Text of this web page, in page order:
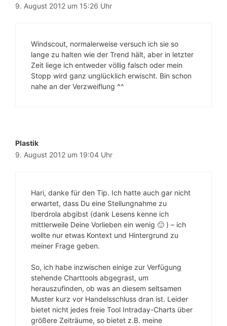
9. August 2012 um 15:26 Uhr
Windscout, normalerweise versuch ich sie so
lange zu halten wie der Trend hält, aber in letzter
Zeit liege ich entweder völlig falsch oder mein
Stopp wird ganz unglücklich erwischt. Bin schon
nahe an der Verzweiflung ^^
Plastik
9. August 2012 um 19:04 Uhr
Hari, danke für den Tip. Ich hatte auch gar nicht
erwartet, dass Du eine Stellungnahme zu
Iberdrola abgibst (dank Lesens kenne ich
mittlerweile Deine Vorlieben ein wenig 🙂 ) – ich
wollte nur etwas Kontext und Hintergrund zu
meiner Frage geben.
So, ich habe inzwischen einige zur Verfügung
stehende Charttools abgegrast, um
herauszufinden, ob was an diesem seltsamen
Muster kurz vor Handelsschluss dran ist. Leider
bietet nicht jedes freie Tool Intraday-Charts über
größere Zeiträume, so bietet z.B. meine